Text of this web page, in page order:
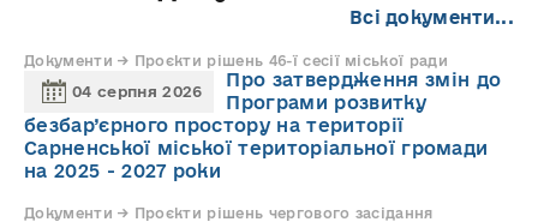
Всі документи...
Документи → Проєкти рішень 46-ї сесії міської ради
04 серпня 2026
Про затвердження змін до
Програми розвитку
безбар’єрного простору на території
Сарненської міської територіальної громади
на 2025 - 2027 роки
Документи → Проєкти рішень чергового засідання